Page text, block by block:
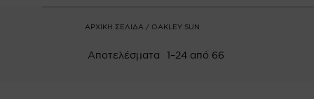
ΑΡΧΙΚΉ ΣΕΛΊΔΑ / OAKLEY SUN
Αποτελέσματα 1–24 από 66